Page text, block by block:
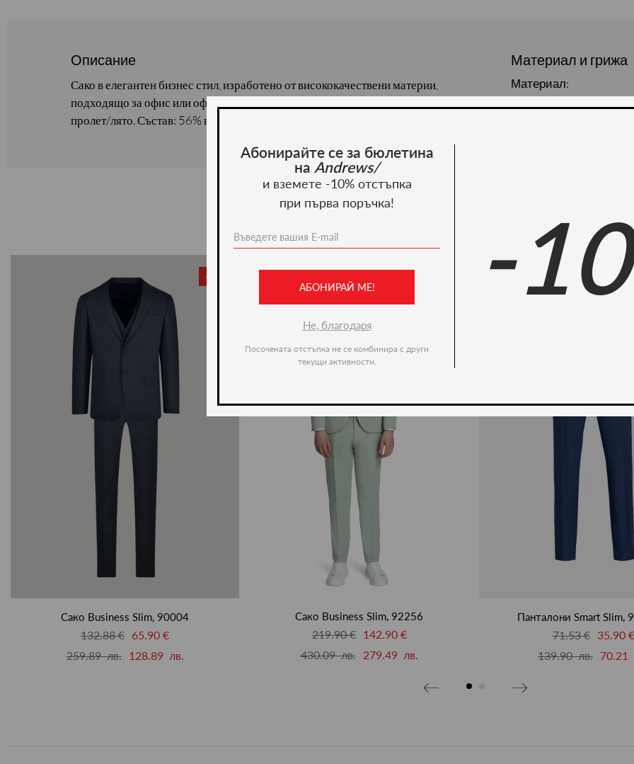
Описание
Сако в елегантен бизнес стил, изработено от висококачествени материи,
подходящо за офис или официални събития. Класическа кройка. Сезон
пролет/лято. Състав: 56% вискоза, 41% полиестер, 3% еластан.
Материал и грижа
Материал:
Ние препоръчваме
-50%
Сако Business Slim, 90004
132.88 € 65.90 €
259.89 лв.
128.89 лв.
Сако Business Slim, 92256
219.90 €
142.90 €
430.09 лв.
279.49 лв.
Панталони Smart Slim,
71.53 €
35.90 €
139.90 лв. 70.21
Абонирайте се за бюлетина
на Andrews/
и вземете -10% отстъпка
при първа поръчка!
АБОНИРАЙ МЕ!
Не, благодаря
Посочената отстъпка не се комбинира с други
текущи активности.
-